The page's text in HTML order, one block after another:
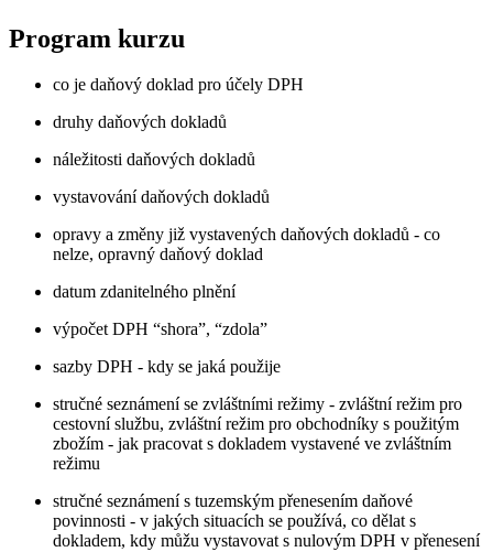
Program kurzu
co je daňový doklad pro účely DPH
druhy daňových dokladů
náležitosti daňových dokladů
vystavování daňových dokladů
opravy a změny již vystavených daňových dokladů - co
nelze, opravný daňový doklad
datum zdanitelného plnění
výpočet DPH “shora”, “zdola”
sazby DPH - kdy se jaká použije
stručné seznámení se zvláštními režimy - zvláštní režim pro
cestovní službu, zvláštní režim pro obchodníky s použitým
zbožím - jak pracovat s dokladem vystavené ve zvláštním
režimu
stručné seznámení s tuzemským přenesením daňové
povinnosti - v jakých situacích se používá, co dělat s
dokladem, kdy můžu vystavovat s nulovým DPH v přenesení